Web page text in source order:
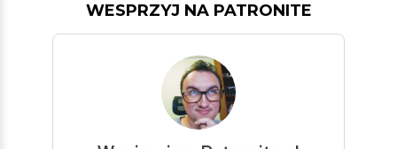
WESPRZYJ NA PATRONITE